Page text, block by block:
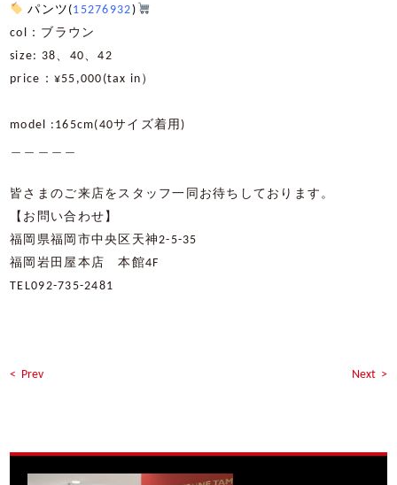
パンツ( 15276932 )
col：ブラウン
size: 38、40、42
price：¥55,000(tax in）
model :165cm(40サイズ着用)
皆さまのご来店をスタッフ一同お待ちしております。
【お問い合わせ】
福岡県福岡市中央区天神2-5-35
福岡岩田屋本店 本館4F
TEL092-735-2481
< Prev Next >